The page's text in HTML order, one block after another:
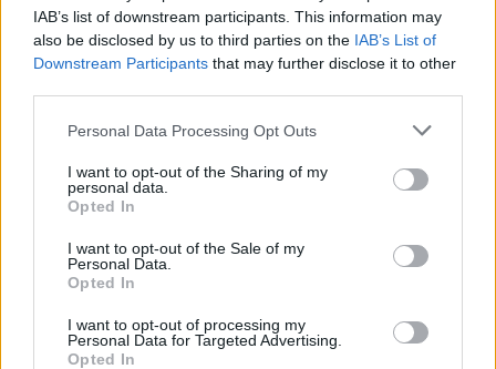
IAB’s list of downstream participants. This information may
also be disclosed by us to third parties on the IAB’s List of
Downstream Participants that may further disclose it to other
Personal Data Processing Opt Outs
I want to opt-out of the Sharing of my
personal data.
Opted In
I want to opt-out of the Sale of my
Personal Data.
Opted In
I want to opt-out of processing my
Personal Data for Targeted Advertising.
Opted In
Μπορεί επίσης να σε ενδιαφέρει
Οπιομανής στις
«Ψυxοκόρες» – Η
Δήμητρας Ματσούκα
στην tv
Μια απεργία
επηρεάσει τον
κινηματογράφο και